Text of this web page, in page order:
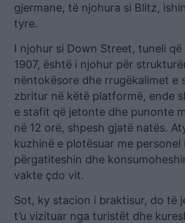
gjermane, të njohura si Blitz,
tyre.
I njohur si Down Street, tuneli
1907, është i njohur për
nëntokësore dhe rrugëkalimet e
zbritur në këtë platformë, ende
e stafit që jetonte dhe punonte
në 12 orë, shpesh gjatë natës.
kuzhinë e plotësuar me personel
përgatiteshin dhe
vakte çdo vit.
Sot, ky stacion i braktisur, do të
t’u vizituar nga turistët dhe